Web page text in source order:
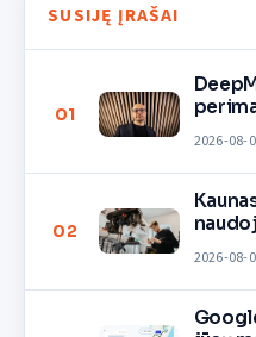
SUSIJĘ ĮRAŠAI
01
2026-08-
02
2026-08-